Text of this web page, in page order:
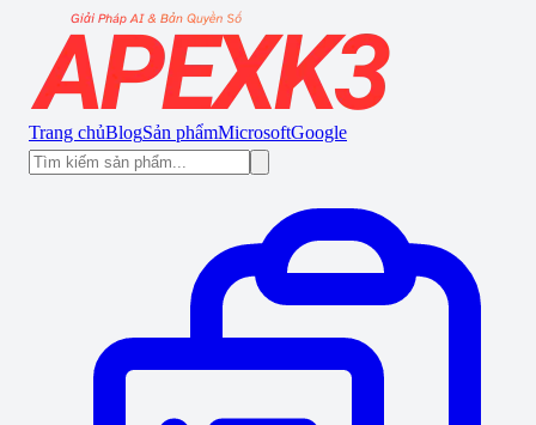
Trang chủBlogSản phẩmMicrosoftGoogle